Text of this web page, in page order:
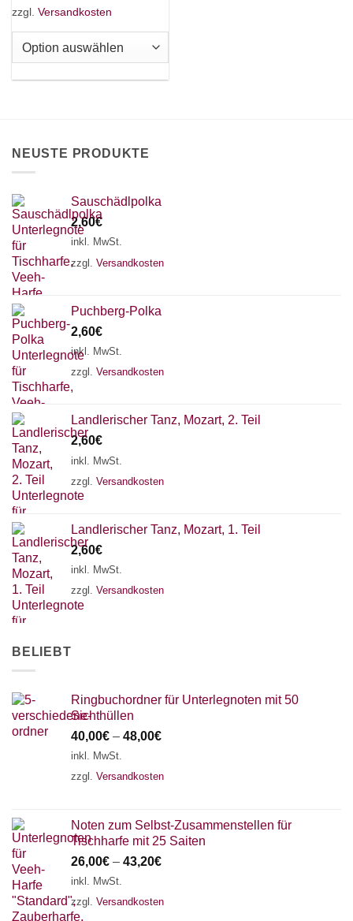
mehrere
auf.
gewählt
werden
zzgl. Versandkosten
NEUSTE PRODUKTE
Sauschädlpolka
2,60€
inkl. MwSt.
zzgl. Versandkosten
Puchberg-Polka
2,60€
inkl. MwSt.
zzgl. Versandkosten
Landlerischer Tanz, Mozart, 2. Teil
2,60€
inkl. MwSt.
zzgl. Versandkosten
Landlerischer Tanz, Mozart, 1. Teil
2,60€
inkl. MwSt.
zzgl. Versandkosten
BELIEBT
Ringbuchordner für Unterlegnoten mit 50
Sichthüllen
40,00€ – 48,00€
inkl. MwSt.
zzgl. Versandkosten
Noten zum Selbst-Zusammenstellen für
Tischharfe mit 25 Saiten
26,00€ – 43,20€
inkl. MwSt.
zzgl. Versandkosten
Chat Support
18 SAITEN